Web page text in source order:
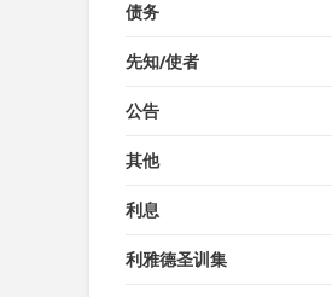
债务
先知/使者
公告
其他
利息
利雅德圣训集